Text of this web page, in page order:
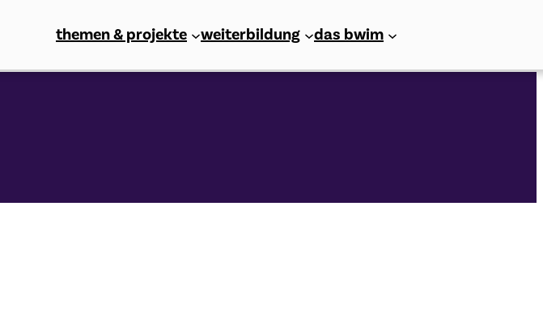
themen & projekte weiterbildung das bwim